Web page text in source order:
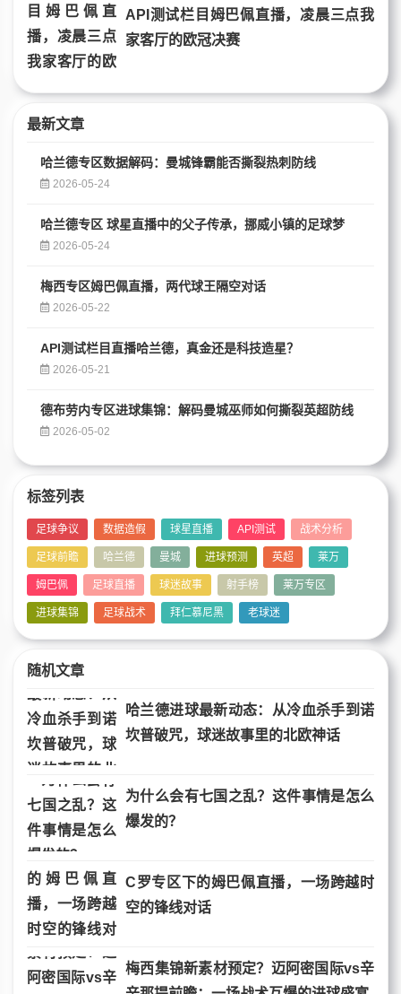
API测试栏目姆巴佩直播，凌晨三点我
家客厅的欧冠决赛
最新文章
哈兰德专区数据解码：曼城锋霸能否撕裂热刺防线
2026-05-24
哈兰德专区 球星直播中的父子传承，挪威小镇的足球梦
2026-05-24
梅西专区姆巴佩直播，两代球王隔空对话
2026-05-22
API测试栏目直播哈兰德，真金还是科技造星？
2026-05-21
德布劳内专区进球集锦：解码曼城巫师如何撕裂英超防线
2026-05-02
标签列表
足球争议 数据造假 球星直播 API测试 战术分析
足球前瞻 哈兰德 曼城 进球预测 英超 莱万
姆巴佩 足球直播 球迷故事 射手榜 莱万专区
进球集锦 足球战术 拜仁慕尼黑 老球迷
随机文章
哈兰德进球最新动态：从冷血杀手到诺
坎普破咒，球迷故事里的北欧神话
为什么会有七国之乱？这件事情是怎么
爆发的？
C罗专区下的姆巴佩直播，一场跨越时
空的锋线对话
梅西集锦新素材预定？迈阿密国际vs辛